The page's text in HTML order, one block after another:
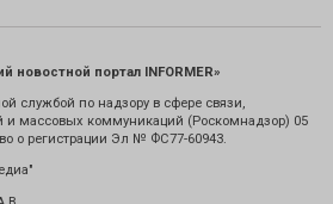
новостной портал INFORMER»
службой по надзору в сфере связи,
и массовых коммуникаций (Роскомнадзор) 05
о регистрации Эл № ФС77-60943.